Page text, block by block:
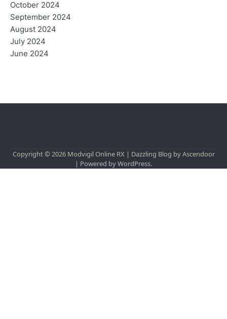
October 2024
September 2024
August 2024
July 2024
June 2024
Copyright © 2026 Modvigil Online RX| Dazzling Blog byAscendoor
| Powered byWordPress.